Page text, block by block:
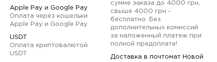
Apple Pay и Google Pay
Оплата через кошельки
Apple Pay и Google Pay
USDT
Оплата криптовалютой
USDT
сумме заказа до 4000 грн,
свыше 4000 грн -
бесплатно. Без
дополнительных комиссий
за наложенный платеж при
полной предоплате!
Доставка в почтомат Новой